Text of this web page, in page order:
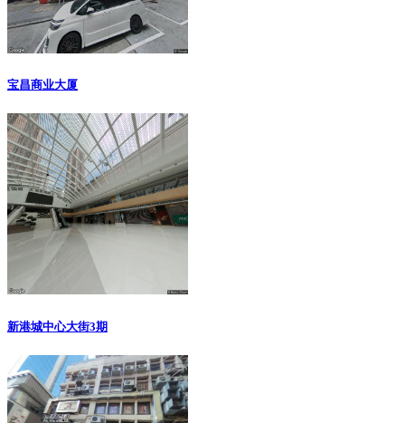
宝昌商业大厦
新港城中心大街3期